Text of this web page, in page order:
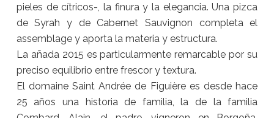
pieles de cítricos-, la finura y la elegancia. Una pizca
de Syrah y de Cabernet Sauvignon completa el
assemblage y aporta la materia y estructura.
La añada 2015 es particularmente remarcable por su
preciso equilibrio entre frescor y textura.
El domaine Saint Andrée de Figuière es desde hace
25 años una historia de familia, la de la familia